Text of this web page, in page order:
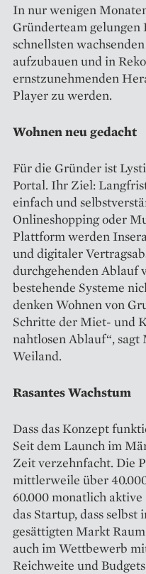
In nur wenigen
Gründerteam gelungen
schnellsten
aufzubauen und in
ernstzunehmenden
Player zu werden.
Wohnen neu gedacht
Für die Gründer ist
Portal. Ihr Ziel:
einfach und
Onlineshopping oder
Plattform werden
und digitaler
durchgehenden Ablauf
bestehende Systeme
denken Wohnen von
Schritte der Miet- und
nahtlosen Ablauf“,
Weiland.
Rasantes Wachstum
Dass das Konzept
Seit dem Launch im
Zeit verzehnfacht. Die
mittlerweile über
60.000 monatlich
das Startup, dass selbst
gesättigten Markt
auch im Wettbewerb
Reichweite und